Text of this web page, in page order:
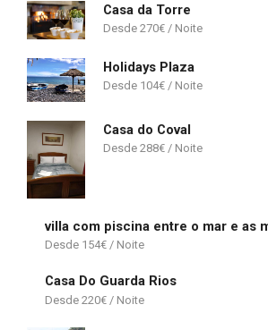
Casa da Torre
270€
Holidays Plaza
104€
Casa do Coval
288€
villa com piscina entre o mar e as
154€
Casa Do Guarda Rios
220€